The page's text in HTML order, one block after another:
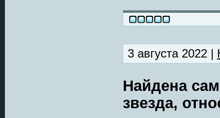
3 августа 2022 |
Найдена
звезда,